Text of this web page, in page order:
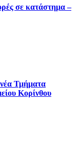
σε κατάστημα –
Τμήματα
Κορίνθου